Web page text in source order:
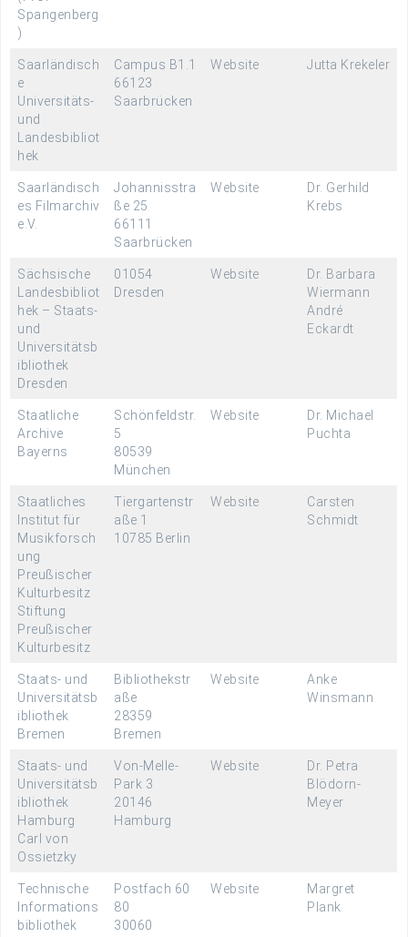
Spangenberg
)
Saarländisch
e
Universitäts-
und
Landesbibliot
hek
Campus B1.1
66123
Saarbrücken
Website Jutta Krekeler
Saarländisch
es Filmarchiv
e.V.
Johannisstra
ße 25
66111
Saarbrücken
Website
Dr. Gerhild
Krebs
Sächsische
Landesbibliot
hek – Staats-
und
Universitätsb
ibliothek
Dresden
01054
Dresden
Website
Dr. Barbara
Wiermann
André
Eckardt
Staatliche
Archive
Bayerns
Schönfeldstr.
5
80539
München
Website
Dr. Michael
Puchta
Staatliches
Institut für
Musikforsch
ung
Preußischer
Kulturbesitz
Stiftung
Preußischer
Kulturbesitz
Tiergartenstr
aße 1
10785 Berlin
Website
Carsten
Schmidt
Staats- und
Universitätsb
ibliothek
Bremen
Bibliothekstr
aße
28359
Bremen
Website
Anke
Winsmann
Staats- und
Universitätsb
ibliothek
Hamburg
Carl von
Ossietzky
Von-Melle-
Park 3
20146
Hamburg
Website
Dr. Petra
Blödorn-
Meyer
Technische
Informations
bibliothek
Postfach 60
80
30060
Website
Margret
Plank